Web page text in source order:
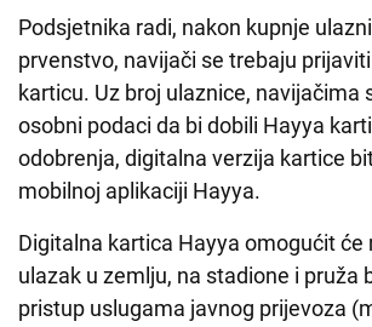
Podsjetnika radi, nakon kupnje
prvenstvo, navijači se trebaju
karticu. Uz broj ulaznice, navijačima
osobni podaci da bi dobili Hayya
odobrenja, digitalna verzija kartice
mobilnoj aplikaciji Hayya.
Digitalna kartica Hayya omogućit će
ulazak u zemlju, na stadione i pruža
pristup uslugama javnog prijevoza